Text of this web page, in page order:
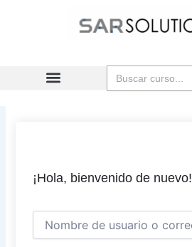
Buscar:
¡Hola, bienvenido de nuevo!